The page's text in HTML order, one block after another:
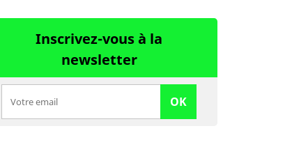
Inscrivez-vous à la
newsletter
OK